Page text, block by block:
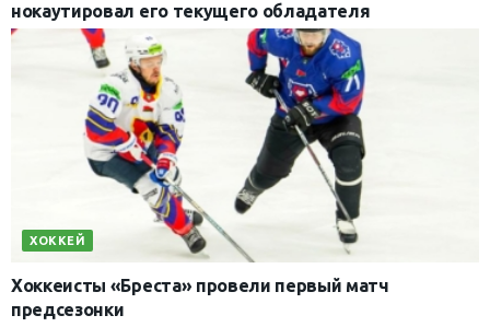
нокаутировал его текущего обладателя
ХОККЕЙ
Хоккеисты «Бреста» провели первый матч
предсезонки